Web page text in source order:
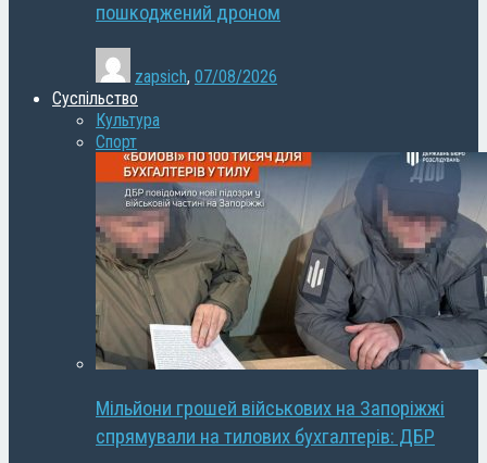
пошкоджений дроном
zapsich, 07/08/2026
Суспільство
Культура
Спорт
Мільйони грошей військових на Запоріжжі
спрямували на тилових бухгалтерів: ДБР